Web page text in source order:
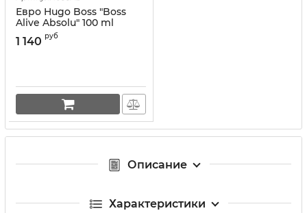
Евро Hugo Boss "Boss
Alive Absolu" 100 ml
оптом
1 140 руб
Описание
Характеристики